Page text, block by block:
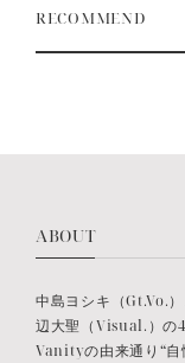
RECOMMEND
ABOUT
中島ヨシキ（Gt.Vo.
辺大聖（Visual.）の
Vanityの由来通り“自